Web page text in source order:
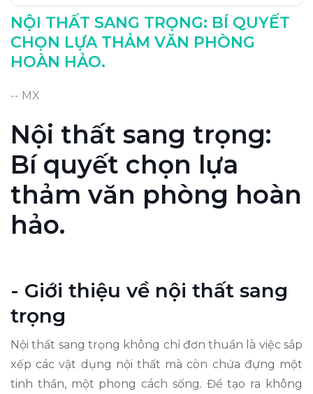
NỘI THẤT SANG TRỌNG: BÍ QUYẾT
CHỌN LỰA THẢM VĂN PHÒNG
HOÀN HẢO.
-- MX
Nội thất sang trọng:
Bí quyết chọn lựa
thảm văn phòng hoàn
hảo.
- Giới thiệu về nội thất sang
trọng
Nội thất sang trọng không chỉ đơn thuần là việc sắp
xếp các vật dụng nội thất mà còn chứa đựng một
tinh thần, một phong cách sống. Để tạo ra không